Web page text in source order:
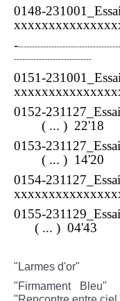
0148-
-
----------------------------
0151-
0152-
( ... ) 22'18
0153-
( ... ) 14'20
0154-
0155-
( ... ) 04'43
"Larmes d'or"
"Firmament